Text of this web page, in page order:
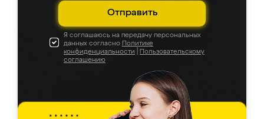
Отправить
Я соглашаюсь на передачу персональных
данных согласно Политике
конфиденциальности
Пользовательскому
соглашению